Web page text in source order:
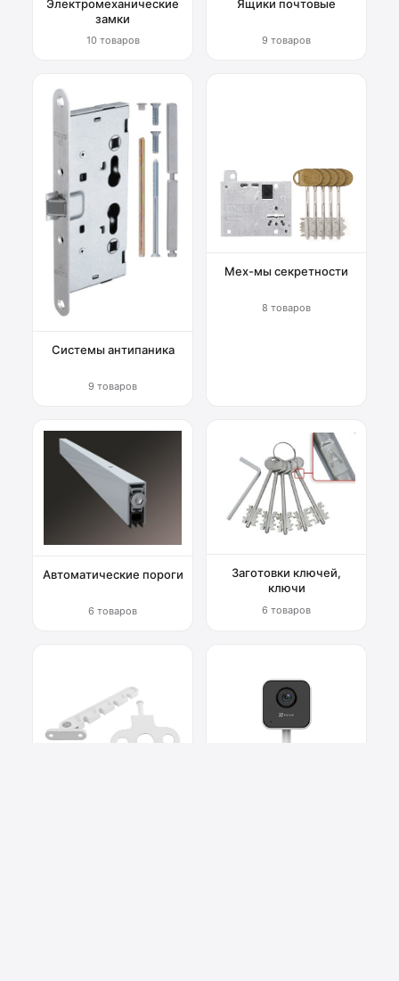
Электромеханические
замки
10 товаров
Ящики почтовые
9 товаров
Системы антипаника
9 товаров
Мех-мы секретности
8 товаров
Автоматические пороги
6 товаров
Заготовки ключей,
ключи
6 товаров